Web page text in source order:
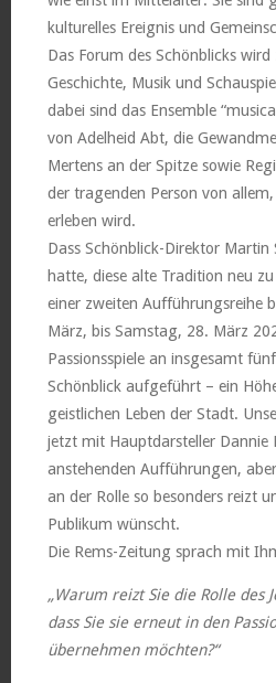
kulturelles Ereignis und
Das Forum des Schönblicks
Geschichte, Musik und
dabei sind das Ensemble
von Adelheid Abt, die
Mertens an der Spitze sowie
der tragenden Person von
erleben wird.
Dass Schönblick-Direktor
hatte, diese alte Tradition neu
einer zweiten Aufführungsreihe
März, bis Samstag, 28. März
Passionsspiele an insgesamt
Schönblick aufgeführt – ein
geistlichen Leben der Stadt.
jetzt mit Hauptdarsteller Dannie
anstehenden Aufführungen,
an der Rolle so besonders reizt
Publikum wünscht.
Die Rems-Zeitung sprach mit
„Warum reizt Sie die Rolle des
dass Sie sie erneut in den
übernehmen möchten?“